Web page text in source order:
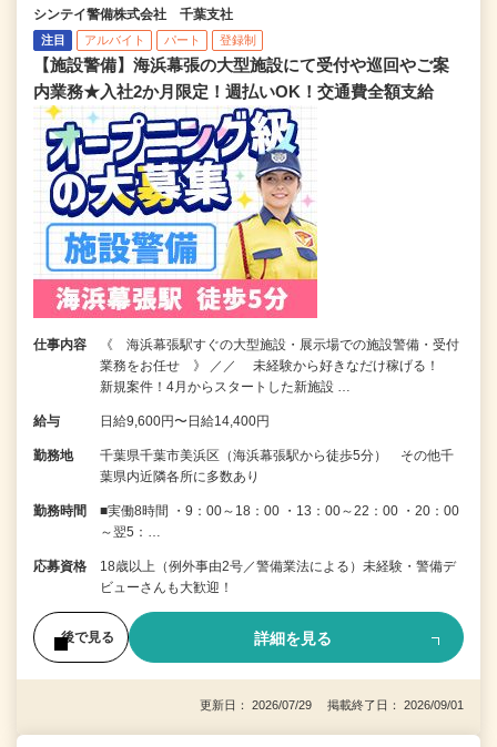
シンテイ警備株式会社 千葉支社
注目 アルバイト パート 登録制
【施設警備】海浜幕張の大型施設にて受付や巡回やご案
内業務★入社2か月限定！週払いOK！交通費全額支給
仕事内容
《 海浜幕張駅すぐの大型施設・展示場での施設警備・受付
業務をお任せ 》 ／／ 未経験から好きなだけ稼げる！
新規案件！4月からスタートした新施設 …
給与 日給9,600円〜日給14,400円
勤務地
千葉県千葉市美浜区（海浜幕張駅から徒歩5分） その他千
葉県内近隣各所に多数あり
勤務時間
■実働8時間 ・9：00～18：00 ・13：00～22：00 ・20：00
～翌5：…
応募資格
18歳以上（例外事由2号／警備業法による）未経験・警備デ
ビューさんも大歓迎！
後で見る 詳細を見る
更新日： 2026/07/29 掲載終了日： 2026/09/01